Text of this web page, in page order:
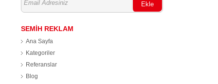
Ekle
SEMİH REKLAM
Ana Sayfa
Kategoriler
Referanslar
Blog